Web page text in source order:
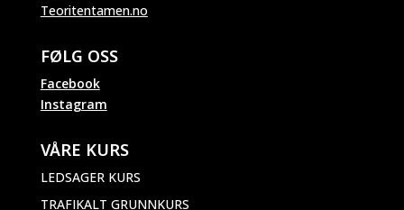
Teoritentamen.no
FØLG OSS
Facebook
Instagram
VÅRE KURS
LEDSAGER KURS
TRAFIKALT GRUNNKURS